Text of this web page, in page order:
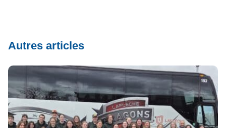
Autres articles